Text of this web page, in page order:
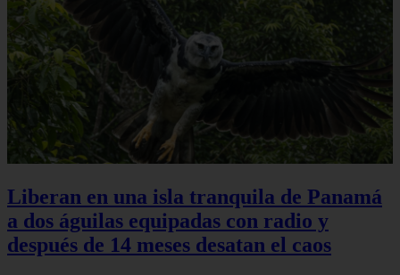
Liberan en una isla tranquila de Panamá
a dos águilas equipadas con radio y
después de 14 meses desatan el caos